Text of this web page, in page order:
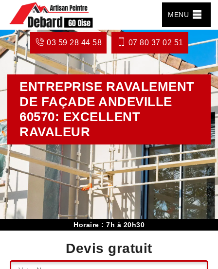
MENU
03 59 28 44 58 07 80 37 02 51
ENTREPRISE RAVALEMENT
DE FAÇADE ANDEVILLE
60570: EXCELLENT
RAVALEUR
Horaire : 7h à 20h30
Devis gratuit